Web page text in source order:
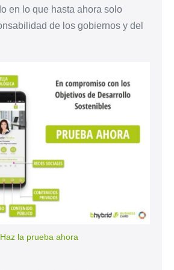
en lo que hasta ahora solo
de los gobiernos y del
Haz la prueba ahora